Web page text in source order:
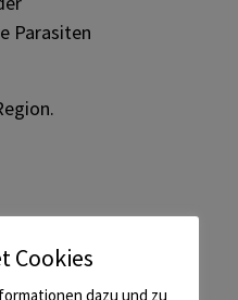
Parasiten
Cookies
dazu und zu